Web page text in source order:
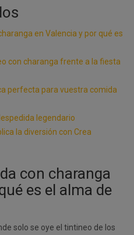
en Valencia y por qué es
con charanga frente a la fiesta
perfecta para vuestra comida
legendario
la diversión con Crea
con charanga
es el alma de
solo se oye el tintineo de los